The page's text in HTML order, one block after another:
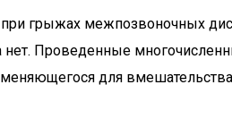
грыжах межпозвоночных
нет. Проведенные
для